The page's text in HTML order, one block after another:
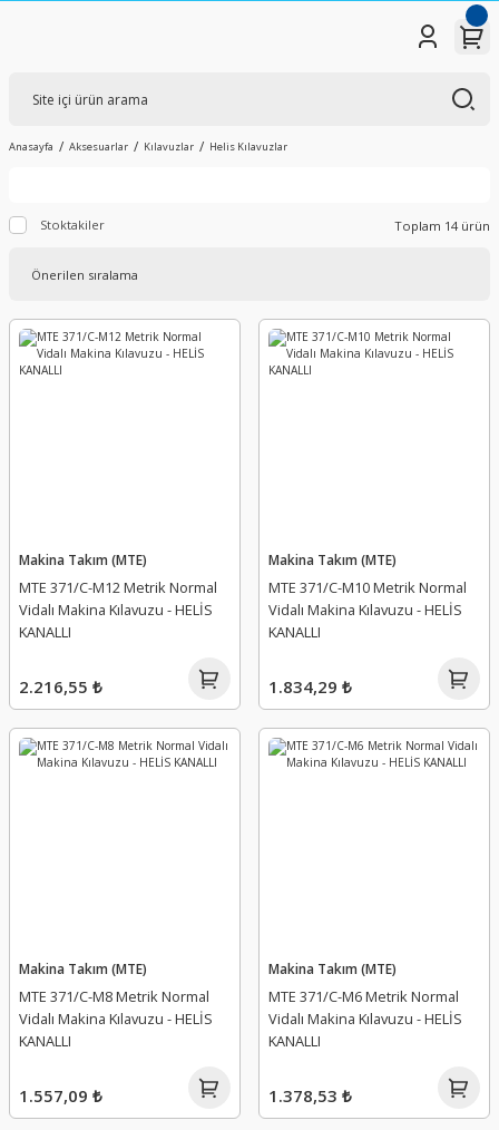
Anasayfa Aksesuarlar Kılavuzlar Helis Kılavuzlar
Stoktakiler Toplam 14 ürün
Makina Takım (MTE)
MTE 371/C-M12 Metrik Normal
Vidalı Makina Kılavuzu - HELİS
KANALLI
2.216,55 ₺
Makina Takım (MTE)
MTE 371/C-M10 Metrik Normal
Vidalı Makina Kılavuzu - HELİS
KANALLI
1.834,29 ₺
Makina Takım (MTE)
MTE 371/C-M8 Metrik Normal
Vidalı Makina Kılavuzu - HELİS
KANALLI
1.557,09 ₺
Makina Takım (MTE)
MTE 371/C-M6 Metrik Normal
Vidalı Makina Kılavuzu - HELİS
KANALLI
1.378,53 ₺